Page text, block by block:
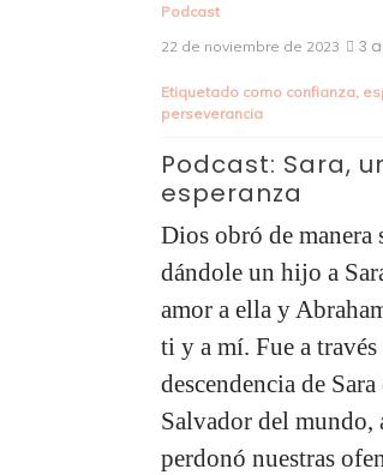
Podcast
22 de noviembre de 2023
3 años
Etiquetado comoconfianza,
perseverancia
Podcast: Sara, un
esperanza
Dios obró de manera
dándole un hijo a Sara
amor a ella y Abraham,
ti y a mí. Fue a través de
descendencia de Sara
Salvador del mundo,
perdonó nuestras